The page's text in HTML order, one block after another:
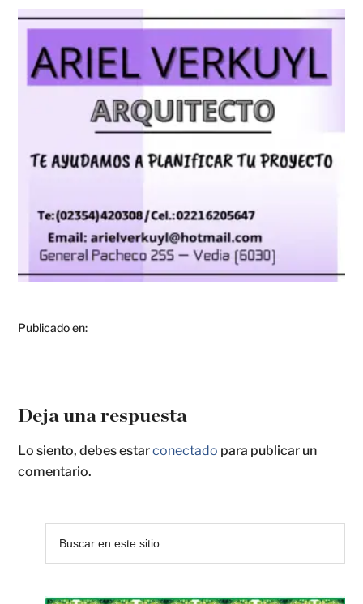
Publicado en:
Deja una respuesta
Lo siento, debes estarconectado para publicar un
comentario.